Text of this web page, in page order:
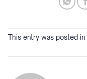
This entry was posted in